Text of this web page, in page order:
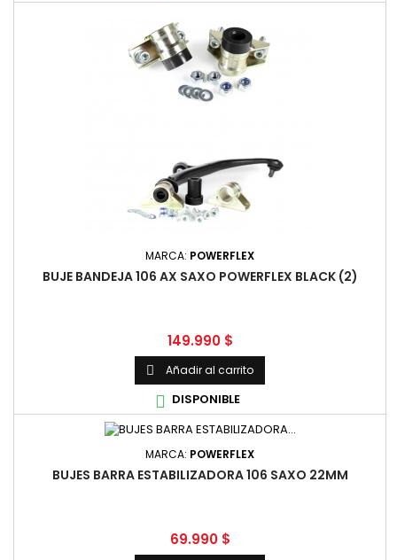
MARCA: POWERFLEX
BUJE BANDEJA 106 AX SAXO POWERFLEX BLACK (2)
Precio
149.990 $
 Añadir al carrito
 DISPONIBLE
MARCA: POWERFLEX
BUJES BARRA ESTABILIZADORA 106 SAXO 22MM
Precio
69.990 $